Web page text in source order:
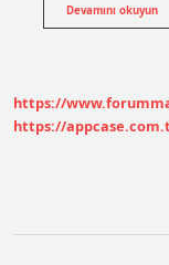
Devamını okuyunSgk
https://
https://